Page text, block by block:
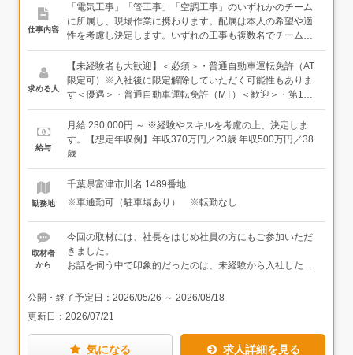
仕事内容
「電気工事」「管工事」「空調工事」のいずれかのチーム
に所属し、現場作業に携わります。配属は本人の希望や適
性を考慮し決定します。いずれの工事も複数名でチームを
組んで動くため、未経験の方も安心してスタートできま
す。＜具体的には＞・防犯灯や街路灯設置・浄水場電気工
事・空調（エアコン）工事・戸建て新築・リフォーム工事
など★資格取得支援を行っています。取得後には資格に応
求める人
【未経験者も大歓迎】＜必須＞・普通自動車運転免許（AT
限定可）※入社後に限定解除していただく可能性もありま
す＜優遇＞・普通自動車運転免許（MT）＜歓迎＞・第1
種・2種電気工事士資格をお持ちの方
給与
月給 230,000円 ～ ※経験やスキルを考慮の上、決定しま
す。【想定年収例】年収370万円／23歳 年収500万円／38
歳
勤務地
千葉県富津市川名 1489番地
※車通勤可（駐車場あり） ※転勤なし
取材者
から
今回の取材には、社長をはじめ社員の方にもご参加いただ
きました。
お話を伺う中で印象的だったのは、未経験から入社した方
されていること。充実したサポート体制があるからこそ、
取材中は社長が時折冗談を交えて場を和ませるなど、笑い
もあふれる和やかな雰囲気でした。社員同士も仲が良いそ
公開・終了予定日： 2026/05/26 ～ 2026/08/18
更新日： 2026/07/21
気になる 求人詳細を見る